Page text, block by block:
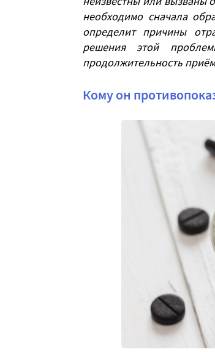
необходимо сначала
определит причины
решения этой
продолжительность
Кому он